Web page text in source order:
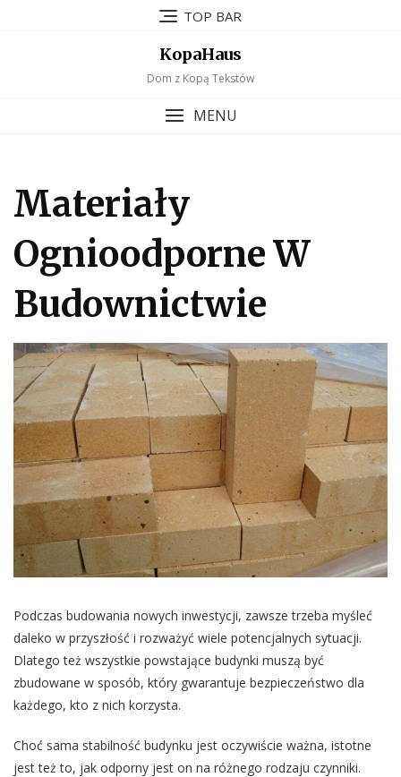
TOP BAR
KopaHaus
Dom z Kopą Tekstów
MENU
Materiały
Ognioodporne W
Budownictwie
Podczas budowania nowych inwestycji, zawsze trzeba myśleć
daleko w przyszłość i rozważyć wiele potencjalnych sytuacji.
Dlatego też wszystkie powstające budynki muszą być
zbudowane w sposób, który gwarantuje bezpieczeństwo dla
każdego, kto z nich korzysta.
Choć sama stabilność budynku jest oczywiście ważna, istotne
jest też to, jak odporny jest on na różnego rodzaju czynniki.